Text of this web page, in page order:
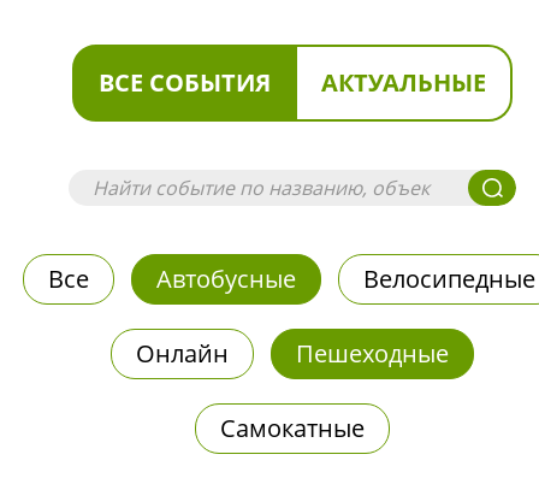
ВСЕ СОБЫТИЯ АКТУАЛЬНЫЕ
Все Автобусные Велосипедные
Онлайн Пешеходные
Самокатные